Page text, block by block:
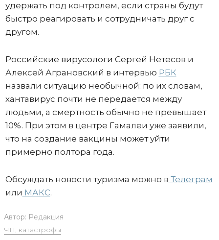
удержать под контролем, если страны будут
быстро реагировать и сотрудничать друг с
другом.
Российские вирусологи Сергей Нетесов и
Алексей Аграновский в интервью РБК
назвали ситуацию необычной: по их словам,
хантавирус почти не передается между
людьми, а смертность обычно не превышает
10%. При этом в центре Гамалеи уже заявили,
что на создание вакцины может уйти
примерно полтора года.
Обсуждать новости туризма можно в Телеграм
или МАКС.
Автор: Редакция
ЧП, катастрофы